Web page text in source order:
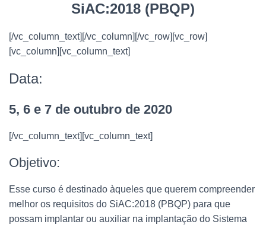
SiAC:2018 (PBQP)
[/vc_column_text][/vc_column][/vc_row][vc_row]
[vc_column][vc_column_text]
Data:
5, 6 e 7 de outubro de 2020
[/vc_column_text][vc_column_text]
Objetivo:
Esse curso é destinado àqueles que querem compreender
melhor os requisitos do SiAC:2018 (PBQP) para que
possam implantar ou auxiliar na implantação do Sistema